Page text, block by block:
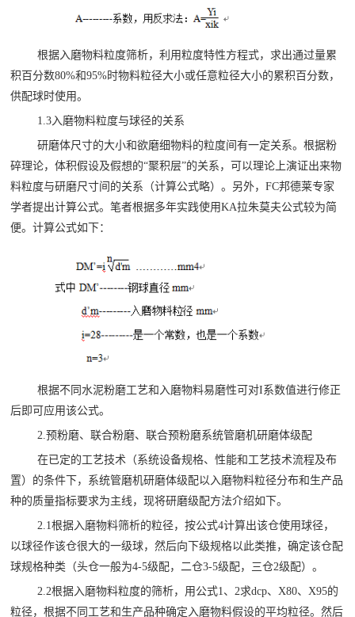
根据入磨物料粒度筛析，利用粒度特性方程式，求出通过量累
积百分数80%和95%时物料粒径大小或任意粒径大小的累积百分数，
供配球时使用。
1.3入磨物料粒度与球径的关系
研磨体尺寸的大小和欲磨细物料的粒度间有一定关系。根据粉
碎理论，体积假设及假想的“聚积层”的关系，可以理论上演证出来物
料粒度与研磨尺寸间的关系（计算公式略）。另外，FC邦德莱专家
学者提出计算公式。笔者根据多年实践使用KA拉朱莫夫公式较为简
便。计算公式如下：
根据不同水泥粉磨工艺和入磨物料易磨性可对I系数值进行修正
后即可应用该公式。
2.预粉磨、联合粉磨、联合预粉磨系统管磨机研磨体级配
在已定的工艺技术（系统设备规格、性能和工艺技术流程及布
置）的条件下，系统管磨机研磨体级配以入磨物料粒径分布和生产品
种的质量指标要求为主线，现将研磨级配方法介绍如下。
2.1根据入磨物料筛析的粒径，按公式4计算出该仓使用球径，
以球径作该仓很大的一级球，然后向下级规格以此类推，确定该仓配
球规格种类（头仓一般为4-5级配，二仓3-5级配，三仓2级配）。
2.2根据入磨物料粒度的筛析，用公式1、2求dcp、X80、X95的
粒径，根据不同工艺和生产品种确定入磨物料假设的平均粒径。然后